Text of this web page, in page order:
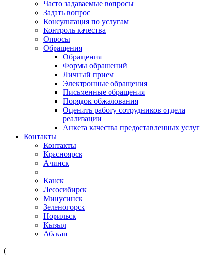
Часто задаваемые вопросы
Задать вопрос
Консультация по услугам
Контроль качества
Опросы
Обращения
Обращения
Формы обращений
Личный прием
Электронные обращения
Письменные обращения
Порядок обжалования
Оценить работу сотрудников отдела
реализации
Анкета качества предоставленных услуг
Контакты
Контакты
Красноярск
Ачинск
Канск
Лесосибирск
Минусинск
Зеленогорск
Норильск
Кызыл
Абакан
(